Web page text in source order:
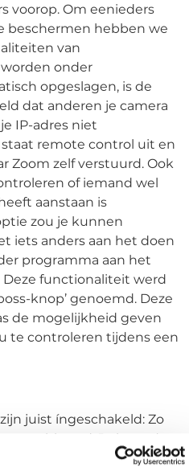
voorop. Om eenieders
beschermen hebben we
van
worden onder
opgeslagen, is de
dat anderen je camera
IP-adres niet
remote control uit en
Zoom zelf verstuurd. Ook
of iemand wel
aanstaan is
zou je kunnen
iets anders aan het doen
programma aan het
functionaliteit werd
knop’ genoemd. Deze
de mogelijkheid geven
te controleren tijdens een
juist íngeschakeld: Zo
geblurred. Je kunt dus
van andere